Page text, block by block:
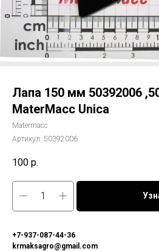
Лапа 150 мм 50392006
MaterMacc Unica
Matermacc
Артикул: 50392006
100 р.
+7-937-087-44-36
krmaksagro@gmail.com